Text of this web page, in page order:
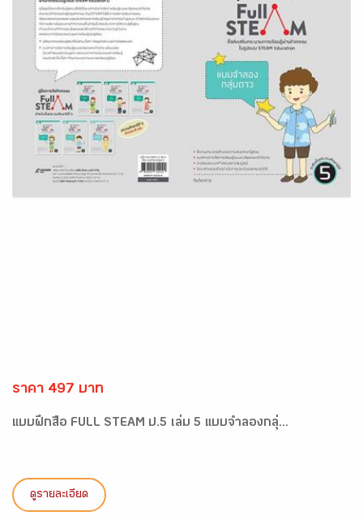
ราคา 497 บาท
แบบฝึกสื่อ FULL STEAM ป.5 เล่ม 5 แบบจำลองกลุ่...
ดูรายละเอียด